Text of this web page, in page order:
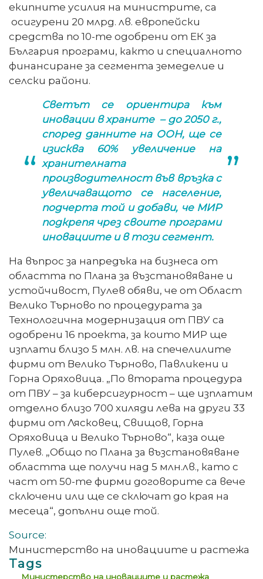
екипните усилия на министрите, са
осигурени 20 млрд. лв. европейски
средства по 10-те одобрени от ЕК за
България програми, както и специалното
финансиране за сегмента земеделие и
селски райони.
Светът се ориентира към
иновации в храните – до 2050 г.,
според данните на ООН, ще се
изисква 60% увеличение на
хранителната
производителност във връзка с
увеличаващото се население,
подчерта той и добави, че МИР
подкрепя чрез своите програми
иновациите и в този сегмент.
На въпрос за напредъка на бизнеса от
областта по Плана за възстановяване и
устойчивост, Пулев обяви, че от Област
Велико Търново по процедурата за
Технологична модернизация от ПВУ са
одобрени 16 проекта, за които МИР ще
изплати близо 5 млн. лв. на спечелилите
фирми от Велико Търново, Павликени и
Горна Оряховица. „По втората процедура
от ПВУ – за киберсигурност – ще изплатим
отделно близо 700 хиляди лева на други 33
фирми от Лясковец, Свищов, Горна
Оряховица и Велико Търново“, каза още
Пулев. „Общо по Плана за възстановяване
областта ще получи над 5 млн.лв., като с
част от 50-те фирми договорите са вече
сключени или ще се сключат до края на
месеца“, допълни още той.
Source:
Министерство на иновациите и растежа
Tags
Министерство на иновациите и растежа